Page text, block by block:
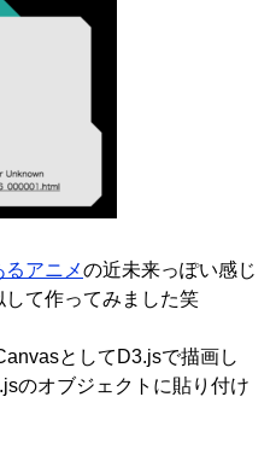
るアニメの近未来っぽい感じ
て作ってみました笑
としてD3.jsで描画し
のオブジェクトに貼り付け